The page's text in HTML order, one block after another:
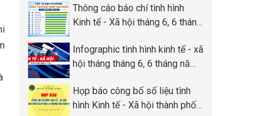
Thông cáo báo chí tình hình
Kinh tế - Xã hội tháng 6, 6 tháng
Phòng
Infographic tình hình kinh tế - xã
hội tháng tháng 6, 6 tháng năm
Họp báo công bố số liệu tình
hình Kinh tế - Xã hội thành phố